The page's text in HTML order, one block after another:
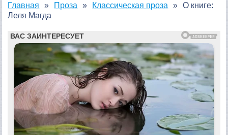
Главная Проза Классическая проза
О книге:
Леля Магда